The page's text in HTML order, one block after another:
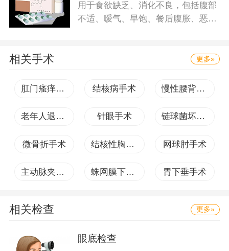
用于食欲缺乏、消化不良，包括腹部
不适、嗳气、早饱、餐后腹胀、恶
相关手术 更多»
肛门瘙痒手术 结核病手术 慢性腰背痛手术
老年人退行性骨关节病手术 针眼手术 链球菌坏死手术
微骨折手术 结核性胸膜炎手术 网球肘手术
主动脉夹层手术 蛛网膜下腔出血手术 胃下垂手术
相关检查 更多»
眼底检查